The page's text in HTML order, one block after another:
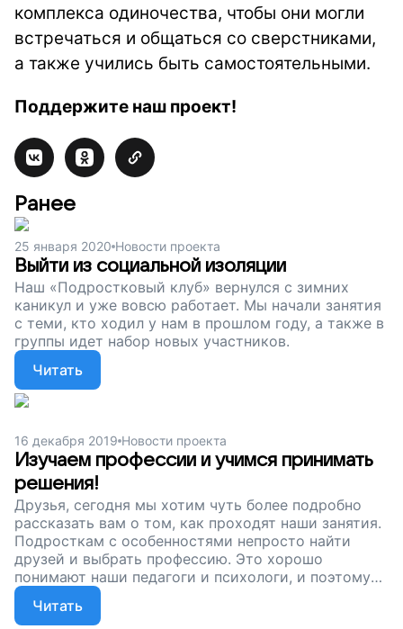
комплекса одиночества, чтобы они могли
встречаться и общаться со сверстниками,
а также учились быть самостоятельными.
Поддержите наш проект!
Ранее
25 января 2020 Новости проекта
Выйти из социальной изоляции
Наш «Подростковый клуб» вернулся с зимних
каникул и уже вовсю работает. Мы начали занятия
с теми, кто ходил у нам в прошлом году, а также в
группы идет набор новых участников.
Читать
16 декабря 2019 Новости проекта
Изучаем профессии и учимся принимать
решения!
Друзья, сегодня мы хотим чуть более подробно
рассказать вам о том, как проходят наши занятия.
Подросткам с особенностями непросто найти
друзей и выбрать профессию. Это хорошо
понимают наши педагоги и психологи, и поэтому
они стараются определить потребности группы и
каждого ее участника...
Читать